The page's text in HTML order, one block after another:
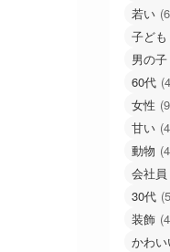
若い
子ども
男の子
60代
女性
甘い
動物
会社員
30代
装飾
かわ